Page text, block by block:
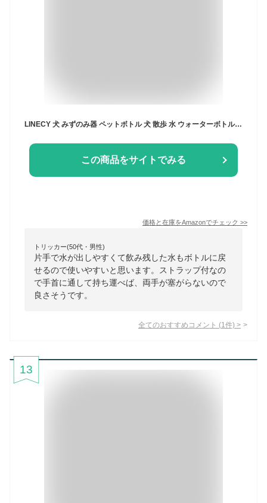
LINECY 犬 みずのみ器 ペットボトル 犬 散歩 水 ウォーターボトル 犬 水飲み ペットボトル ペット みずのみ 器 ペットボトル ペット給水器 散歩 外出 ドライブ 旅行 漏れ防止 ワンタッチ 片手操作 安全 (350ml, ブルー)
この商品をサイトでみる
価格と在庫をAmazonでチェック >>
トリッカー(50代・男性)
片手で水が出しやすくて飲み残した水もボトルに戻
せるので使いやすいと思います。ストラップ付なの
で手首に通して持ち運べば、両手が塞がらないので
良さそうです。
全てのおすすめコメント (1 件) >
13